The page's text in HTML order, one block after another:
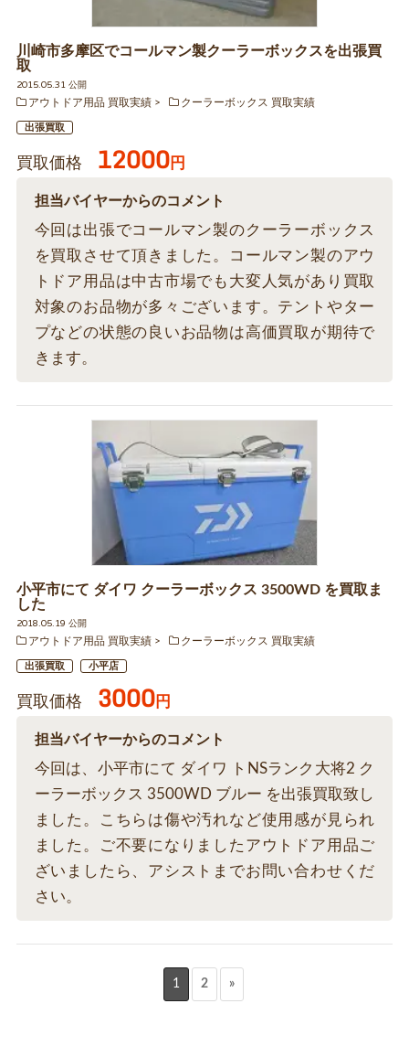
川崎市多摩区でコールマン製クーラーボックスを出張買
取
2015.05.31 公開
アウトドア用品 買取実績
クーラーボックス 買取実績
出張買取
買取価格 12000円
担当バイヤーからのコメント
今回は出張でコールマン製のクーラーボックス
を買取させて頂きました。コールマン製のアウ
トドア用品は中古市場でも大変人気があり買取
対象のお品物が多々ございます。テントやター
プなどの状態の良いお品物は高価買取が期待で
きます。
小平市にて ダイワ クーラーボックス 3500WD を買取ま
した
2018.05.19 公開
アウトドア用品 買取実績
クーラーボックス 買取実績
出張買取 小平店
買取価格 3000円
担当バイヤーからのコメント
今回は、小平市にて ダイワ トNSランク大将2 ク
ーラーボックス 3500WD ブルー を出張買取致し
ました。こちらは傷や汚れなど使用感が見られ
ました。ご不要になりましたアウトドア用品ご
ざいましたら、アシストまでお問い合わせくだ
さい。
1 2 »